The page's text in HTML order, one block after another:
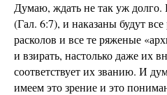
Думаю, ждать не так уж долго.
(Гал. 6:7), и наказаны будут
расколов и все те ряженые
и взирать, настолько даже их
соответствует их званию. И
имеем это зрение и это